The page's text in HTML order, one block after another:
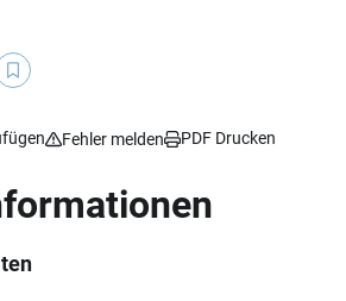
Boa L6, 1 x Strap
Fehler melden PDF Drucken